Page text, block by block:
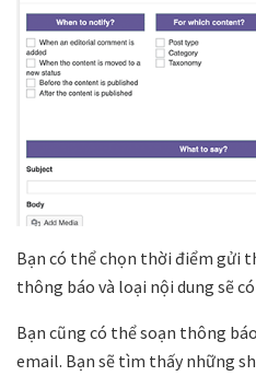
Bạn có thể chọn thời điểm gửi
thông báo và loại nội dung sẽ
Bạn cũng có thể soạn thông
email. Bạn sẽ tìm thấy những